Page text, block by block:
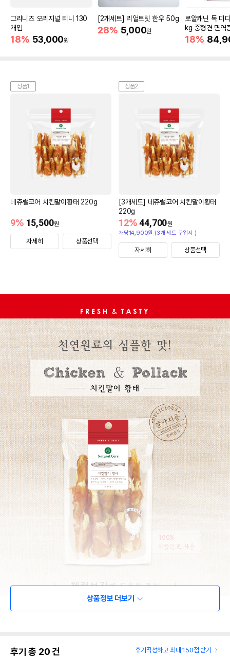
그리니즈 오리지널 티니 130
개입
18% 53,000원
[2개세트] 리얼트릿 한우 50g
28% 5,000원
로얄캐닌 독 미
kg 중형견 면역
18%
상품1
네츄럴코어 치킨말이황태 220g
15,500원
9%
자세히 상품선택
상품2
[3개세트] 네츄럴코어 치킨말이황태
220g
44,700원
12%
개당14,900원 (3개 세트 구입시 )
자세히 상품선택
상품정보 더보기
후기 총 20건 후기작성하고 최대 150점 받기